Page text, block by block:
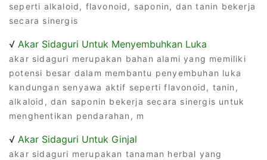
seperti alkaloid, flavonoid, saponin, dan tanin bekerja
secara sinergis
√ Akar Sidaguri Untuk Menyembuhkan Luka
akar sidaguri merupakan bahan alami yang memiliki
potensi besar dalam membantu penyembuhan luka
kandungan senyawa aktif seperti flavonoid, tanin,
alkaloid, dan saponin bekerja secara sinergis untuk
menghentikan pendarahan, m
√ Akar Sidaguri Untuk Ginjal
akar sidaguri merupakan tanaman herbal yang